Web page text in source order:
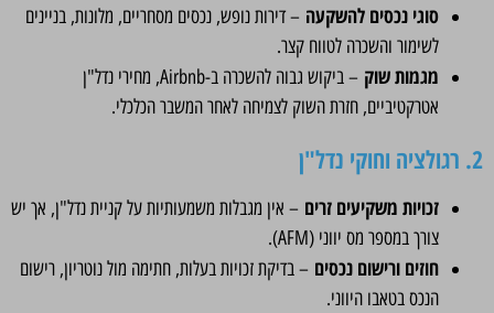
סוגי נכסים להשקעה – דירות נופש, נכסים מסחריים, מלונות, בניינים
לשימור והשכרה לטווח קצר.
מגמות שוק
– ביקוש גבוה להשכרה ב-Airbnb, מחירי נדל"ן
אטרקטיביים, חזרת השוק לצמיחה לאחר המשבר הכלכלי.
2. רגולציה וחוקי נדל"ן
זכויות משקיעים זרים – אין מגבלות משמעותיות על קניית נדל"ן, אך יש
צורך במספר מס יווני (AFM).
חוזים ורישום נכסים – בדיקת זכויות בעלות, חתימה מול נוטריון, רישום
הנכס בטאבו היווני.